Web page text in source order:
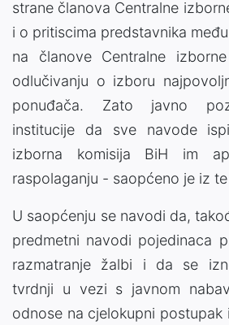
strane članova Centralne
i o pritiscima predstavnika
na članove Centralne
odlučivanju o izboru
ponuđača. Zato javno
institucije da sve navode
izborna komisija BiH im
raspolaganju - saopćeno je iz
U saopćenju se navodi da,
predmetni navodi pojedinaca
razmatranje žalbi i da se
tvrdnji u vezi s javnom
odnose na cjelokupni postupak